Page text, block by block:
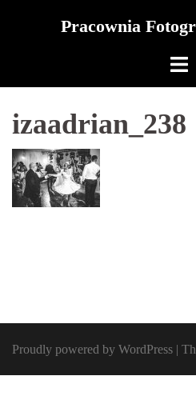
Pracownia
izaadrian_238
Proudly powered by WordPress |